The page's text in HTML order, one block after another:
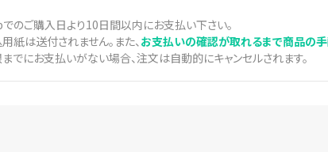
のご購入日より10日間以内にお支払い下さい。
紙は送付されません。また、お支払いの確認が取れるまで商品の手
でにお支払いがない場合、注文は自動的にキャンセルされます。